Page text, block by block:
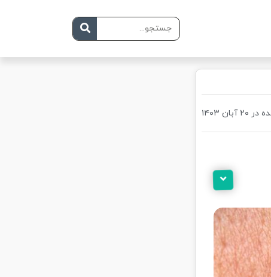
آبان ۱۴۰۳
عوامل کلیدی در زمان پدیدار شدن زگیل